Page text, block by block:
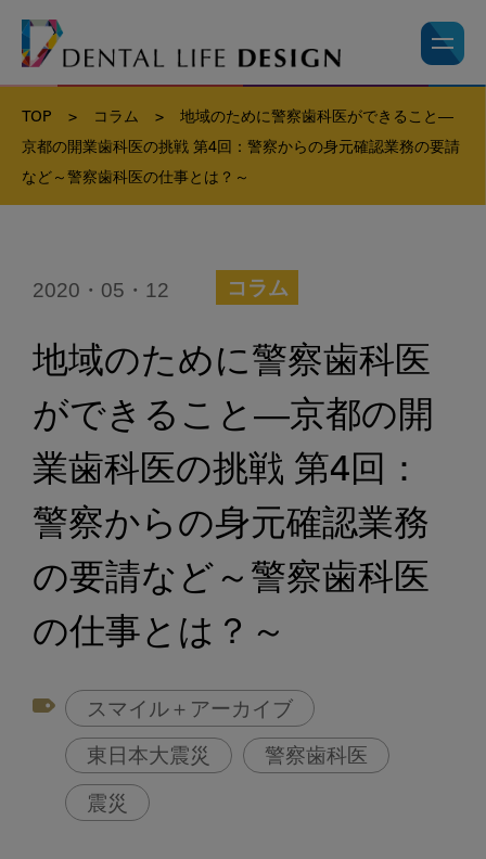
TOP > コラム >
地域のために警察歯科医ができること―
京都の開業歯科医の挑戦 第4回：警察からの身元確認業務の要請
など～警察歯科医の仕事とは？～
2020・05・12 コラム
地域のために警察歯科医
ができること―京都の開
業歯科医の挑戦 第4回：
警察からの身元確認業務
の要請など～警察歯科医
の仕事とは？～
スマイル＋アーカイブ
東日本大震災 警察歯科医
震災